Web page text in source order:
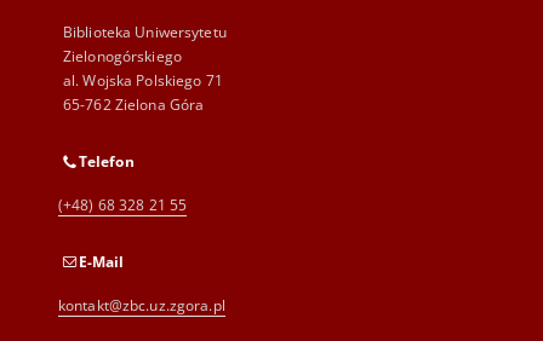
Biblioteka Uniwersytetu
Zielonogórskiego
al. Wojska Polskiego 71
65-762 Zielona Góra
Telefon
(+48) 68 328 21 55
E-Mail
kontakt@zbc.uz.zgora.pl